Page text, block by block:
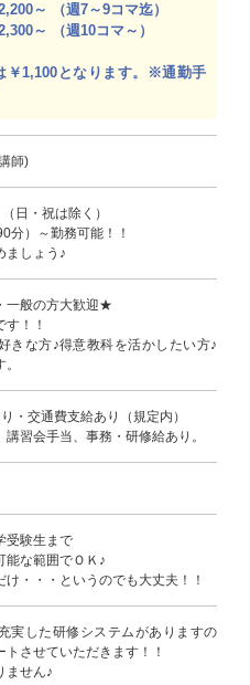
～ （週7～9コマ迄）
～ （週10コマ～）
￥1,100となります。※通勤手
師)
日・祝は除く）
分）～勤務可能！！
ましょう♪
一般の方大歓迎★
！！
きな方♪得意教科を活かしたい方♪
・交通費支給あり（規定内）
習会手当、事務・研修給あり。
受験生まで
能な範囲でＯＫ♪
・・・というのでも大丈夫！！
実した研修システムがありますの
させていただきます！！
ません♪